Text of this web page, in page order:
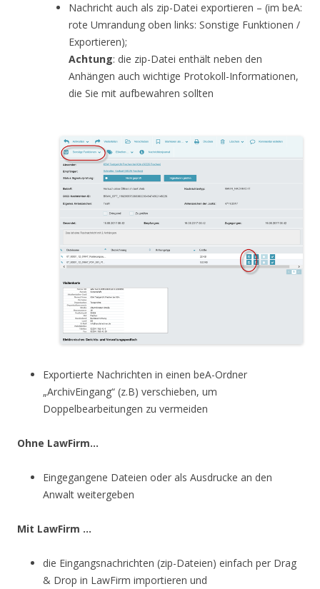
Nachricht auch als zip-Datei exportieren – (im beA:
rote Umrandung oben links: Sonstige Funktionen /
Exportieren);
Achtung: die zip-Datei enthält neben den
Anhängen auch wichtige Protokoll-Informationen,
die Sie mit aufbewahren sollten
Exportierte Nachrichten in einen beA-Ordner
„ArchivEingang“ (z.B) verschieben, um
Doppelbearbeitungen zu vermeiden
Ohne LawFirm…
Eingegangene Dateien oder als Ausdrucke an den
Anwalt weitergeben
Mit LawFirm …
die Eingangsnachrichten (zip-Dateien) einfach per Drag
& Drop in LawFirm importieren und